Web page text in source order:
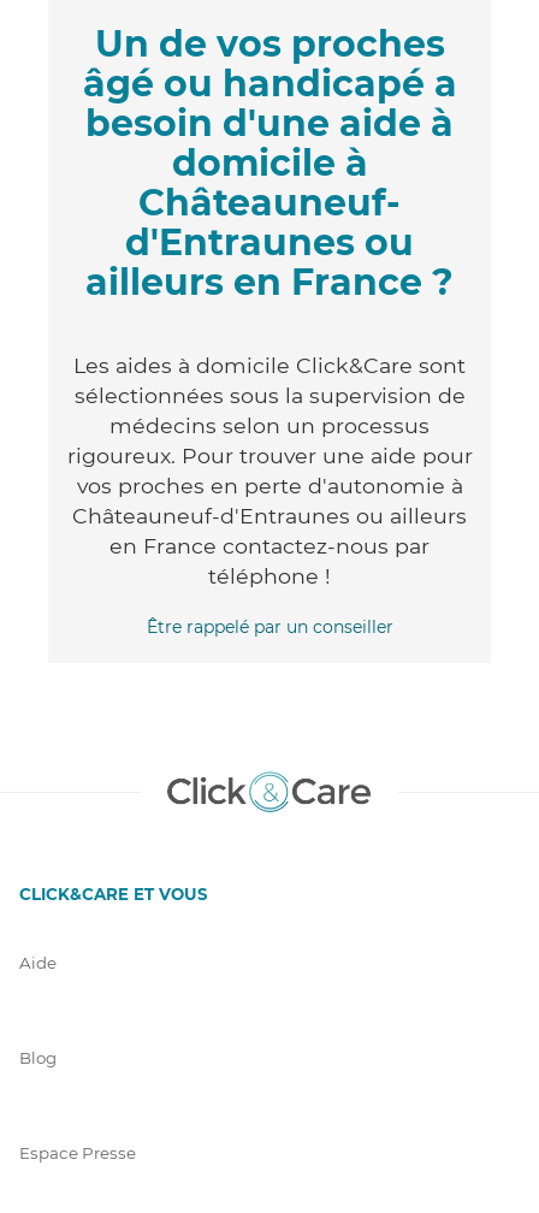
Un de vos proches
âgé ou handicapé a
besoin d'une aide à
domicile à
Châteauneuf-
d'Entraunes ou
ailleurs en France ?
Les aides à domicile Click&Care sont
sélectionnées sous la supervision de
médecins selon un processus
rigoureux. Pour trouver une aide pour
vos proches en perte d'autonomie à
Châteauneuf-d'Entraunes ou ailleurs
en France contactez-nous par
téléphone !
Être rappelé par un conseiller
CLICK&CARE ET VOUS
Aide
Blog
Espace Presse